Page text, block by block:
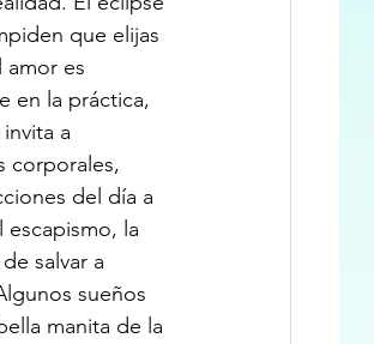
que elijas
amor es
en la práctica,
a
corporales,
del día a
escapismo, la
salvar a
sueños
manita de la